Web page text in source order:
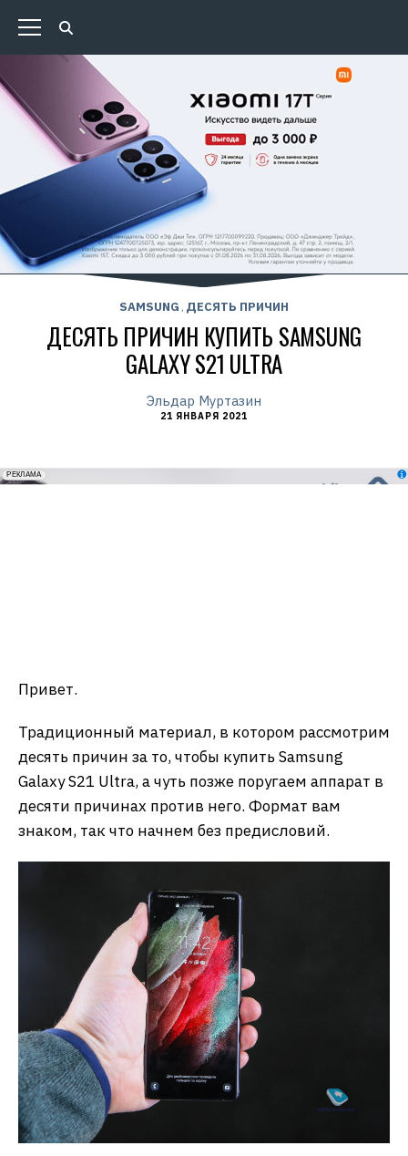
SAMSUNG , ДЕСЯТЬ ПРИЧИН
ДЕСЯТЬ ПРИЧИН КУПИТЬ SAMSUNG
GALAXY S21 ULTRA
Эльдар Муртазин
21 ЯНВАРЯ 2021
erid: 2VfnxxmNzs5
РЕКЛАМА
Привет.
Традиционный материал, в котором рассмотрим
десять причин за то, чтобы купить Samsung
Galaxy S21 Ultra, а чуть позже поругаем аппарат в
десяти причинах против него. Формат вам
знаком, так что начнем без предисловий.